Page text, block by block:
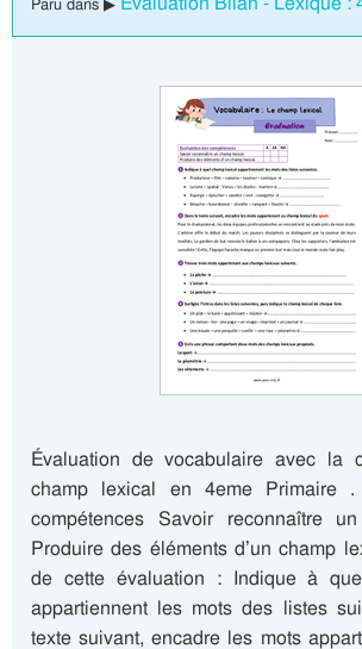
Évaluation de vocabulaire avec la
champ lexical en 4eme Primaire .
compétences Savoir reconnaître
Produire des éléments d’un champ
de cette évaluation : Indique à
appartiennent les mots des listes
texte suivant, encadre les mots